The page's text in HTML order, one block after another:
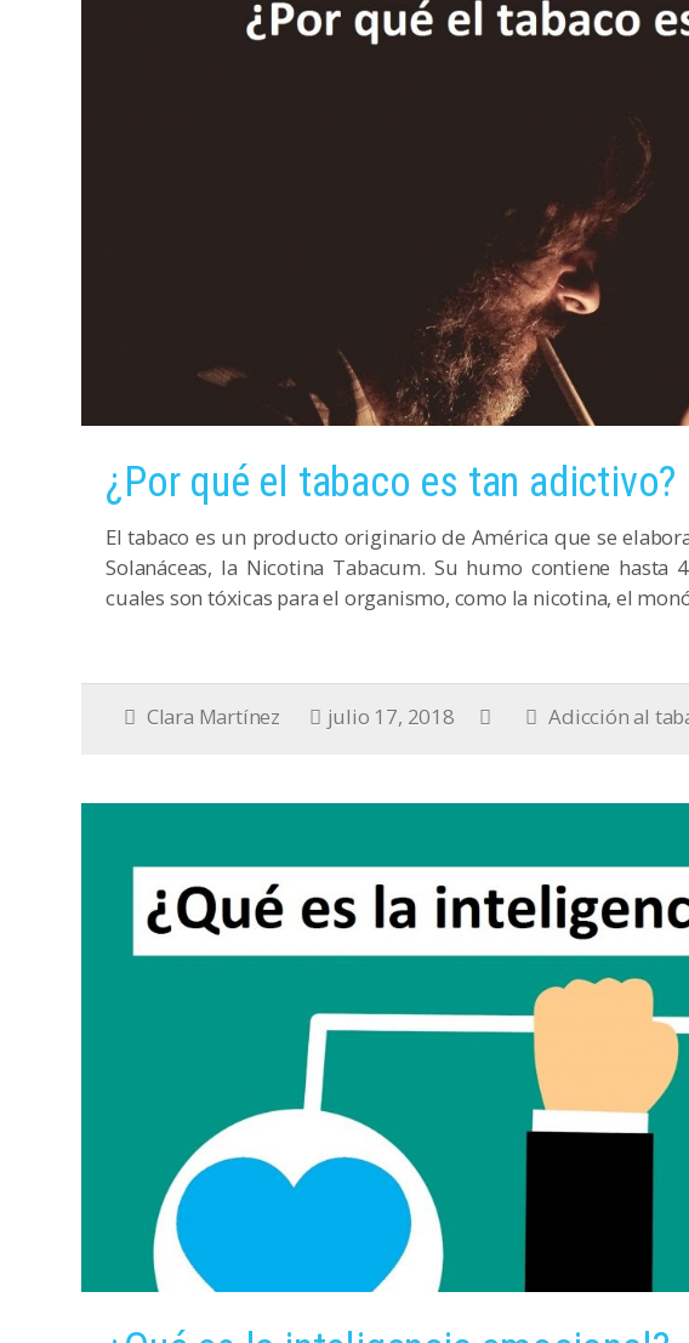
¿Por qué el tabaco es tan adictivo?
El tabaco es un producto originario de América que se
Solanáceas, la Nicotina Tabacum. Su humo contiene hasta
cuales son tóxicas para el organismo, como la nicotina, el
Clara Martínez julio 17, 2018 Adicción al